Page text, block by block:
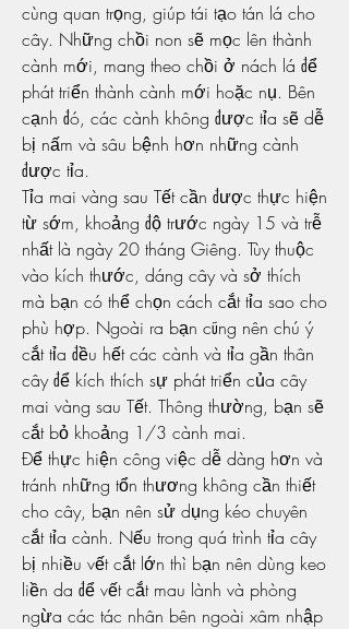
cùng quan trọng, giúp tái tạo tán lá cho
cây. Những chồi non sẽ mọc lên thành
cành mới, mang theo chồi ở nách lá để
phát triển thành cành mới hoặc nụ. Bên
cạnh đó, các cành không được tỉa sẽ dễ
bị nấm và sâu bệnh hơn những cành
được tỉa.
Tỉa mai vàng sau Tết cần được thực hiện
từ sớm, khoảng độ trước ngày 15 và trễ
nhất là ngày 20 tháng Giêng. Tùy thuộc
vào kích thước, dáng cây và sở thích
mà bạn có thể chọn cách cắt tỉa sao cho
phù hợp. Ngoài ra bạn cũng nên chú ý
cắt tỉa đều hết các cành và tỉa gần thân
cây để kích thích sự phát triển của cây
mai vàng sau Tết. Thông thường, bạn sẽ
cắt bỏ khoảng 1/3 cành mai.
Để thực hiện công việc dễ dàng hơn và
tránh những tổn thương không cần thiết
cho cây, bạn nên sử dụng kéo chuyên
cắt tỉa cành. Nếu trong quá trình tỉa cây
bị nhiều vết cắt lớn thì bạn nên dùng keo
liền da để vết cắt mau lành và phòng
ngừa các tác nhân bên ngoài xâm nhập